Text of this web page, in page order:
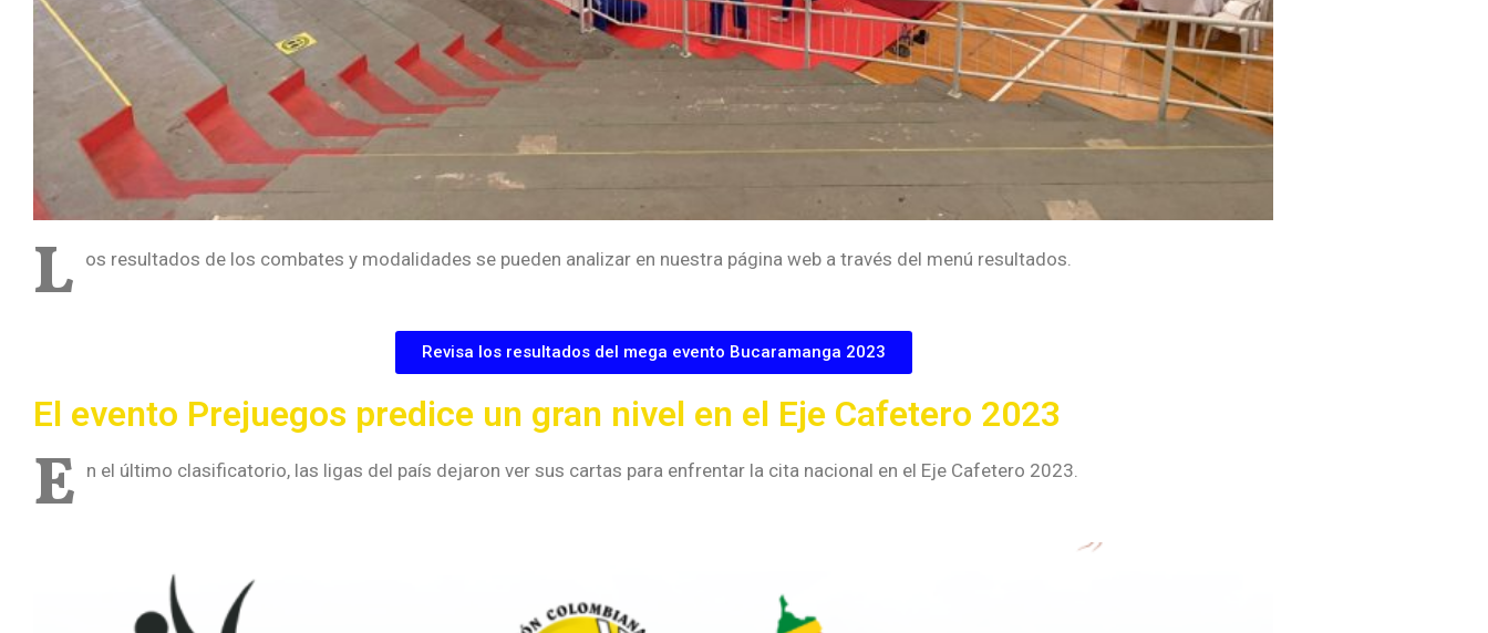
L os resultados de los combates y modalidades se pueden analizar en nuestra página web a través del menú resultados.
Revisa los resultados del mega evento Bucaramanga 2023
El evento Prejuegos predice un gran nivel en el Eje Cafetero 2023
E n el último clasificatorio, las ligas del país dejaron ver sus cartas para enfrentar la cita nacional en el Eje Cafetero 2023.